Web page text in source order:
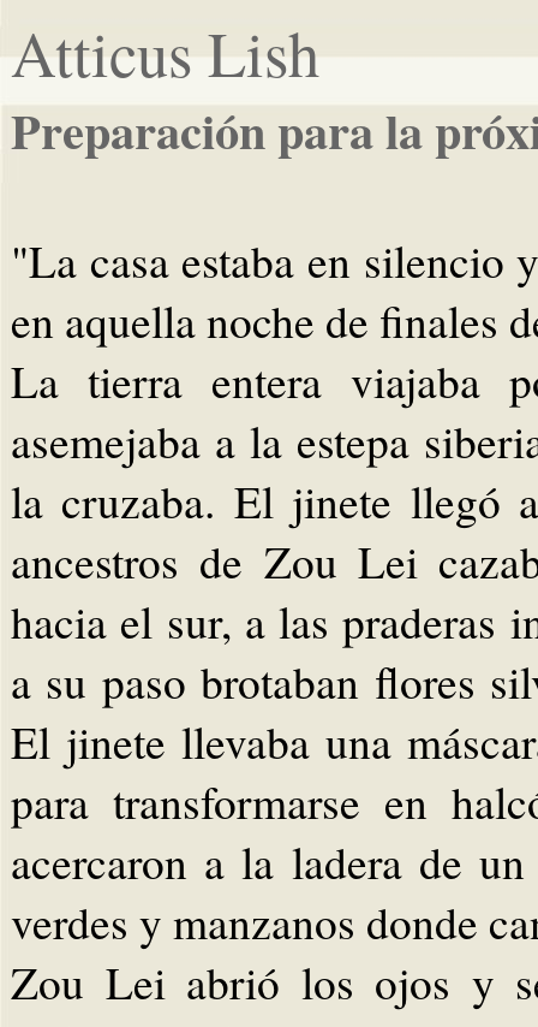
Atticus Lish
Preparación para la
"La casa estaba en silencio
en aquella noche de finales
La tierra entera viajaba
asemejaba a la estepa
la cruzaba. El jinete llegó
ancestros de Zou Lei
hacia el sur, a las praderas
a su paso brotaban flores
El jinete llevaba una
para transformarse en
acercaron a la ladera de
verdes y manzanos donde
Zou Lei abrió los ojos y